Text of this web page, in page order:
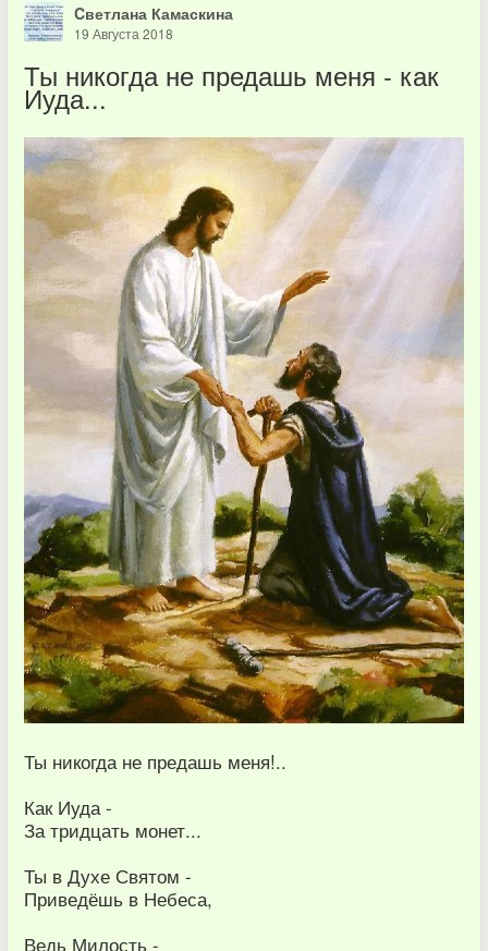
Cветлана Камаскина
19 Августа 2018
Ты никогда не предашь меня - как
Иуда...
Ты никогда не предашь меня!..
Как Иуда -
За тридцать монет...
Ты в Духе Святом -
Приведёшь в Небеса,
Ведь Милость -